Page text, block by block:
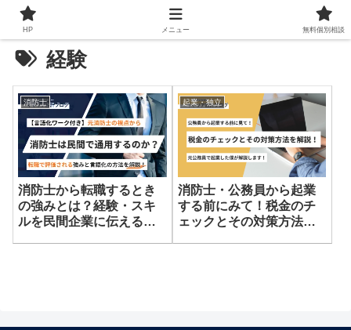
経験
消防士
消防士から転職するとき
の強みとは？経験・スキ
ルを民間企業に伝える言
起業・独立
消防士・公務員から起業
する前にみて！税金のチ
ェックとその対策方法を
HP メニュー 無料個別相談